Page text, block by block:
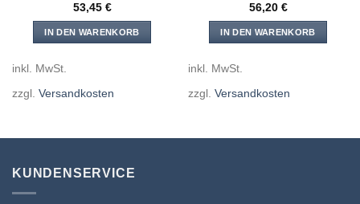
53,45 €
IN DEN WARENKORB
inkl. MwSt.
zzgl. Versandkosten
56,20 €
IN DEN WARENKORB
inkl. MwSt.
zzgl. Versandkosten
KUNDENSERVICE